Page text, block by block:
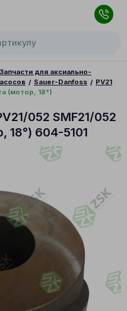
Запчасти для аксиально-
Sauer-Danfoss
PV21
(мотор, 18°)
052 SMF21/052
18°) 604-5101